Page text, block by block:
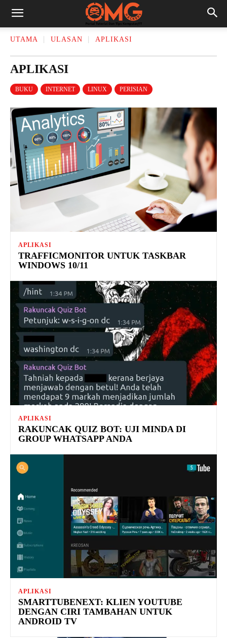
UTAMA ULASAN APLIKASI
APLIKASI
BUKU INTERNET LINUX PERISIAN
APLIKASI
TRAFFICMONITOR UNTUK TASKBAR
WINDOWS 10/11
APLIKASI
RAKUNCAK QUIZ BOT: UJI MINDA DI
GROUP WHATSAPP ANDA
APLIKASI
SMARTTUBENEXT: KLIEN YOUTUBE
DENGAN CIRI TAMBAHAN UNTUK
ANDROID TV